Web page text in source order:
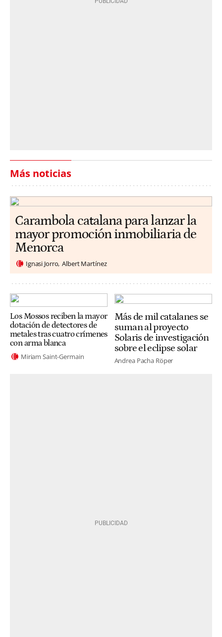
Más noticias
Carambola catalana para lanzar la
mayor promoción inmobiliaria de
Menorca
Ignasi Jorro Albert Martínez
Los Mossos reciben la mayor
dotación de detectores de
metales tras cuatro crímenes
con arma blanca
Miriam Saint-Germain
Más de mil catalanes se
suman al proyecto
Solaris de investigación
sobre el eclipse solar
Andrea Pacha Röper